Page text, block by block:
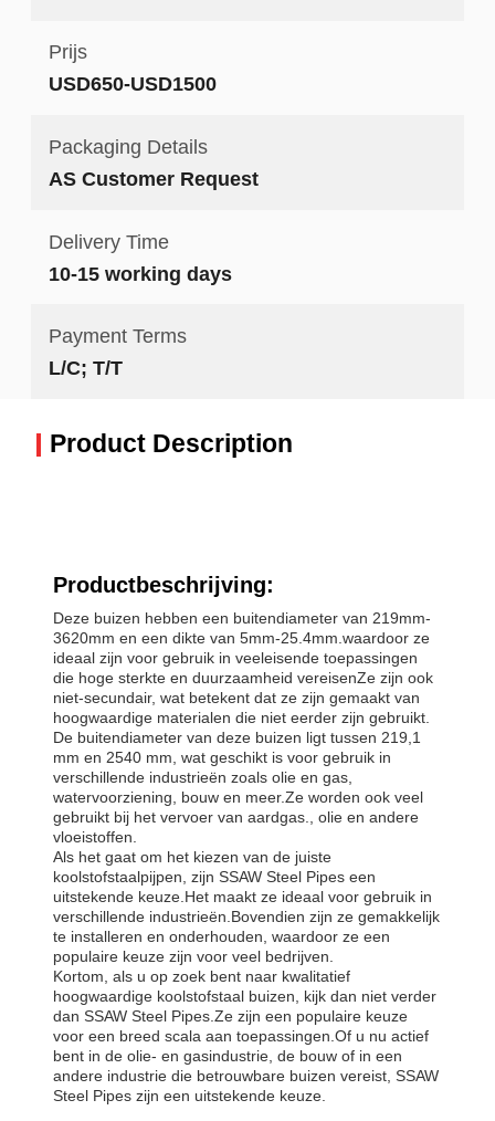
Prijs
USD650-USD1500
Packaging Details
AS Customer Request
Delivery Time
10-15 working days
Payment Terms
L/C; T/T
Product Description
Productbeschrijving:
Deze buizen hebben een buitendiameter van 219mm-
3620mm en een dikte van 5mm-25.4mm.waardoor ze
ideaal zijn voor gebruik in veeleisende toepassingen
die hoge sterkte en duurzaamheid vereisenZe zijn ook
niet-secundair, wat betekent dat ze zijn gemaakt van
hoogwaardige materialen die niet eerder zijn gebruikt.
De buitendiameter van deze buizen ligt tussen 219,1
mm en 2540 mm, wat geschikt is voor gebruik in
verschillende industrieën zoals olie en gas,
watervoorziening, bouw en meer.Ze worden ook veel
gebruikt bij het vervoer van aardgas., olie en andere
vloeistoffen.
Als het gaat om het kiezen van de juiste
koolstofstaalpijpen, zijn SSAW Steel Pipes een
uitstekende keuze.Het maakt ze ideaal voor gebruik in
verschillende industrieën.Bovendien zijn ze gemakkelijk
te installeren en onderhouden, waardoor ze een
populaire keuze zijn voor veel bedrijven.
Kortom, als u op zoek bent naar kwalitatief
hoogwaardige koolstofstaal buizen, kijk dan niet verder
dan SSAW Steel Pipes.Ze zijn een populaire keuze
voor een breed scala aan toepassingen.Of u nu actief
bent in de olie- en gasindustrie, de bouw of in een
andere industrie die betrouwbare buizen vereist, SSAW
Steel Pipes zijn een uitstekende keuze.